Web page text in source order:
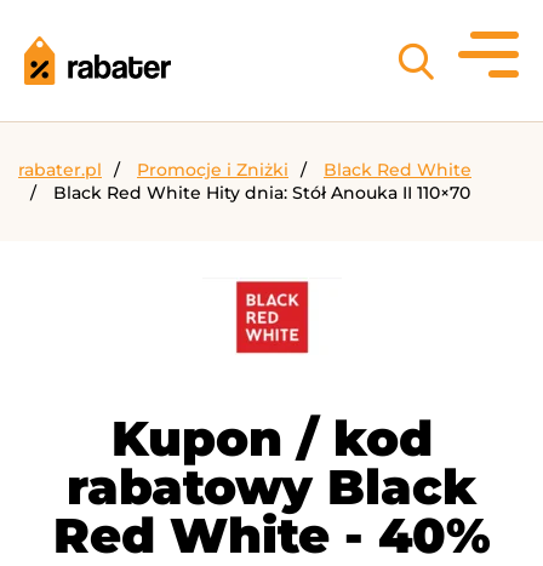
rabater.pl Promocje i Zniżki
Black Red White
Black Red White Hity dnia: Stół Anouka II 110×70
Kupon / kod
rabatowy Black
Red White - 40%